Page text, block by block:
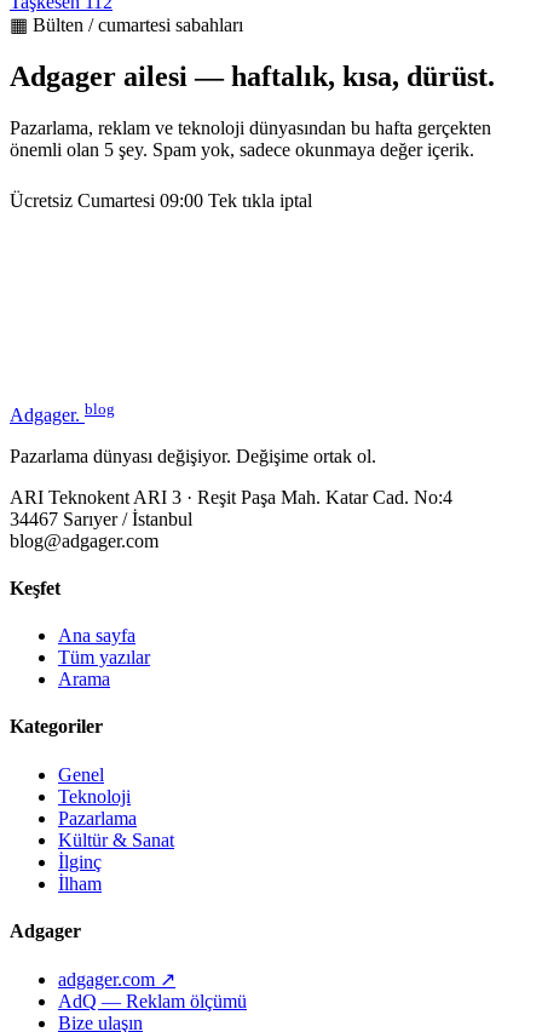
▦ Bülten / cumartesi sabahları
Adgager ailesi — haftalık, kısa, dürüst.
Pazarlama, reklam ve teknoloji dünyasından bu hafta gerçekten
önemli olan 5 şey. Spam yok, sadece okunmaya değer içerik.
Ücretsiz Cumartesi 09:00 Tek tıkla iptal
Adgager. blog
Pazarlama dünyası değişiyor. Değişime ortak ol.
ARI Teknokent ARI 3 · Reşit Paşa Mah. Katar Cad. No:4
34467 Sarıyer / İstanbul
blog@adgager.com
Keşfet
Ana sayfa
Tüm yazılar
Arama
Kategoriler
Genel
Teknoloji
Pazarlama
Kültür & Sanat
İlginç
İlham
Adgager
adgager.com ↗
AdQ — Reklam ölçümü
Bize ulaşın